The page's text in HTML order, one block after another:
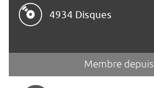
4934 Disques
Membre depuis